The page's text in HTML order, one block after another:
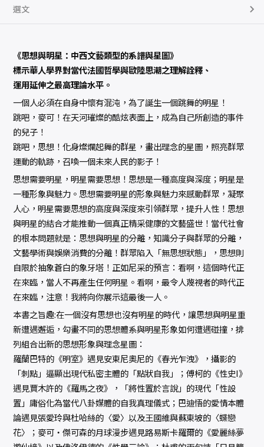
選文
《思想與明星：中西文藝類型的系譜與星圖》
標示華人學界對當代法國哲學與歐陸思潮之理解詮釋、
運用延伸之最高理論水平。
一個人必須在自身中懷有混沌，為了誕生一個跳舞的明星！
跳吧，麥可！在天河璀燦的酷炫表面上，成為自己所創造的事件
的兒子！
跳吧，思想！化身燦爛起舞的群星，畫出理念的星圖，照亮群眾
運動的軌跡，召喚一個未來人民的影子！
思想需要明星，明星需要思想！思想是一種高度與深度；明星是
一種形象與魅力。思想需要明星的形象與魅力來感動群眾，凝聚
人心，明星需要思想的高度與深度來引領群眾，提升人性！思想
與明星的結合才能推動一個真正精采健康的文藝盛世！當代社會
的根本問題就是：思想與明星的分離，知識分子與群眾的分離，
文藝學術與娛樂消費的分離！群眾陷入「無思想狀態」，思想則
自限於抽象蒼白的象牙塔！正如尼采的預言：看啊，這個時代正
在來臨，當人不再產生任何明星。看啊，最令人蔑視者的時代正
在來臨，注意！我將向你展示這最後一人。
本書之旨趣:在一個沒有思想也沒有明星的時代，讓思想與明星重
新遭遇邂逅，勾畫不同的思想體系與明星形象如何遭遇碰撞，排
列組合出新的思想形象與理念星圖：
羅蘭巴特的《明室》遇見安東尼奧尼的《春光乍洩》，攝影的
「刺點」逼顯出現代私密主體的「點狀自我」；傅柯的《性史I》
遇見賈木許的《羅馬之夜》，「將性置於言說」的現代「性設
置」庸俗化為當代八卦媒體的自我真理儀式；巴迪悟的愛情本體
論遇見張愛玲與杜哈絲的〈愛〉以及王國維與蘇東坡的〈蝶戀
花〉；麥可‧傑可森的月球漫步遇見路易斯卡羅爾的《愛麗絲夢